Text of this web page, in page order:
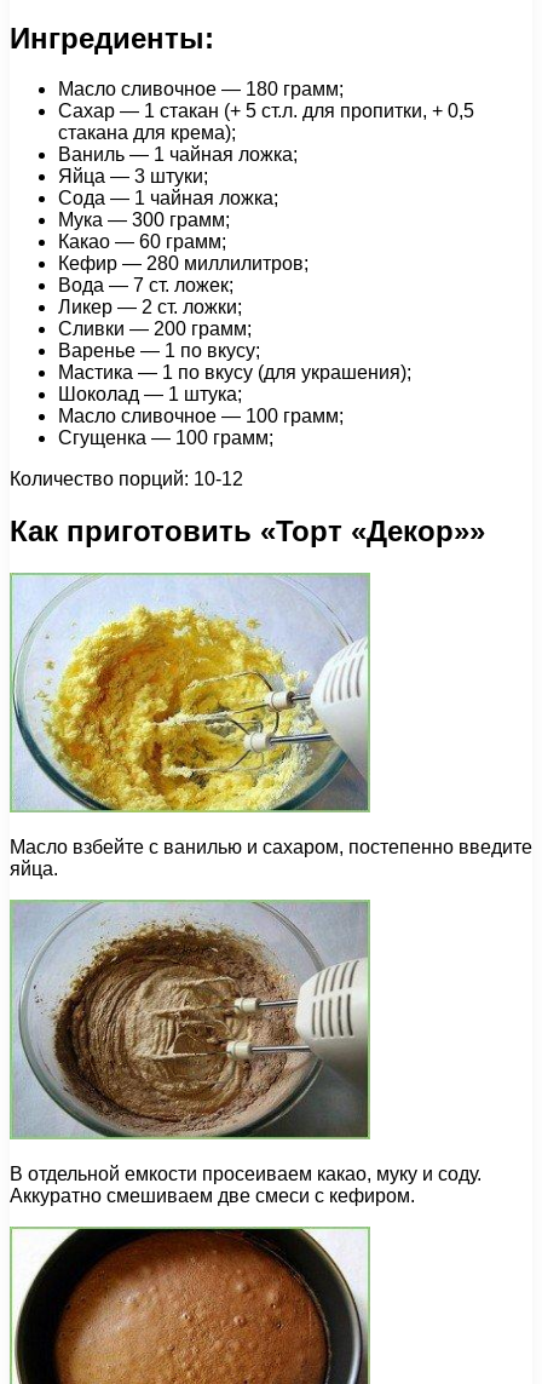
Ингредиенты:
Масло сливочное — 180 грамм;
Сахар — 1 стакан (+ 5 ст.л. для пропитки, + 0,5
стакана для крема);
Ваниль — 1 чайная ложка;
Яйца — 3 штуки;
Сода — 1 чайная ложка;
Мука — 300 грамм;
Какао — 60 грамм;
Кефир — 280 миллилитров;
Вода — 7 ст. ложек;
Ликер — 2 ст. ложки;
Сливки — 200 грамм;
Варенье — 1 по вкусу;
Мастика — 1 по вкусу (для украшения);
Шоколад — 1 штука;
Масло сливочное — 100 грамм;
Сгущенка — 100 грамм;
Количество порций: 10-12
Как приготовить «Торт «Декор»»
Масло взбейте с ванилью и сахаром, постепенно введите
яйца.
В отдельной емкости просеиваем какао, муку и соду.
Аккуратно смешиваем две смеси с кефиром.